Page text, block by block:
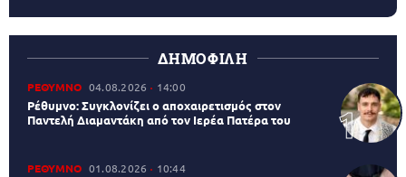
ΔΗΜΟΦΙΛΗ
ΡΕΘΥΜΝΟ 04.08.2026 14:00
Ρέθυμνο: Συγκλονίζει ο αποχαιρετισμός στον
Παντελή Διαμαντάκη από τον Ιερέα Πατέρα του
ΡΕΘΥΜΝΟ 01.08.2026 10:44